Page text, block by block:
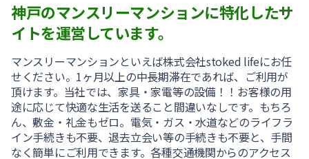
神戸のマンスリーマンションに特化したサ
イトを運営しています。
マンスリーマンションといえば株式会社stoked lifeにお任
せください。1ヶ月以上の中長期滞在であれば、ご利用が
頂けます。当社では、家具・家電等の設備！！お客様の用
途に応じて快適な生活を送ること間違いなしです。もちろ
ん、敷金・礼金もゼロ。電気・ガス・水道などのライフラ
イン手続きも不要、退去立会い等の手続きも不要と、手間
なく簡単にご利用できます。各種交通機関からのアクセス